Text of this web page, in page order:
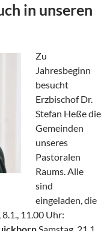
in unseren
Zu
Jahresbeginn
besucht
Erzbischof Dr.
Stefan Heße die
Gemeinden
unseres
Pastoralen
Raums. Alle
sind
eingeladen, die
11.00 Uhr: